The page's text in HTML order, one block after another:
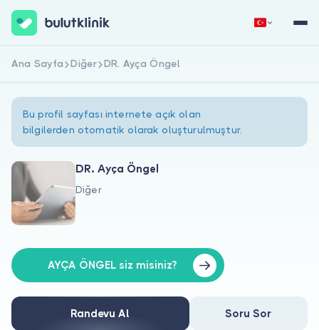
Hakkımızda
Doktorlar için
Doktor musunuz?
Hemen Kaydol
Ana Sayfa Diğer DR. Ayça Öngel
Bu profil sayfası internete açık olan
bilgilerden otomatik olarak oluşturulmuştur.
DR. Ayça Öngel
Diğer
AYÇA ÖNGEL siz misiniz?
Randevu Al Soru Sor